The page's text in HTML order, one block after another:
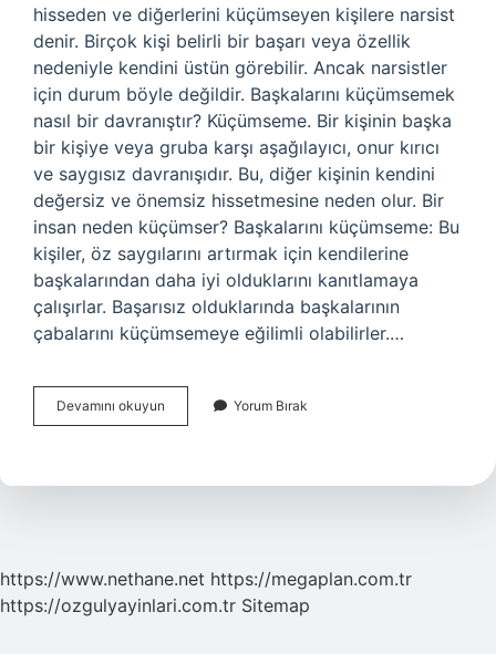
hisseden ve diğerlerini küçümseyen kişilere narsist
denir. Birçok kişi belirli bir başarı veya özellik
nedeniyle kendini üstün görebilir. Ancak narsistler
için durum böyle değildir. Başkalarını küçümsemek
nasıl bir davranıştır? Küçümseme. Bir kişinin başka
bir kişiye veya gruba karşı aşağılayıcı, onur kırıcı
ve saygısız davranışıdır. Bu, diğer kişinin kendini
değersiz ve önemsiz hissetmesine neden olur. Bir
insan neden küçümser? Başkalarını küçümseme: Bu
kişiler, öz saygılarını artırmak için kendilerine
başkalarından daha iyi olduklarını kanıtlamaya
çalışırlar. Başarısız olduklarında başkalarının
çabalarını küçümsemeye eğilimli olabilirler.…
Devamını okuyun Başkalarını
Küçümsemek
Yorum Bırak
https://www.nethane.net https://megaplan.com.tr
https://ozgulyayinlari.com.tr Sitemap